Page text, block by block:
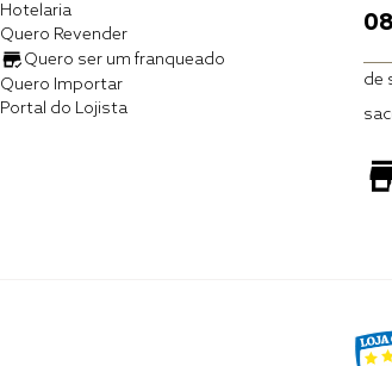
Hotelaria
Quero Revender
Quero ser um franqueado
Quero Importar
Portal do Lojista
de